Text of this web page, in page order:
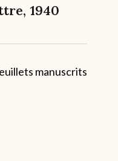
1940
manuscrits